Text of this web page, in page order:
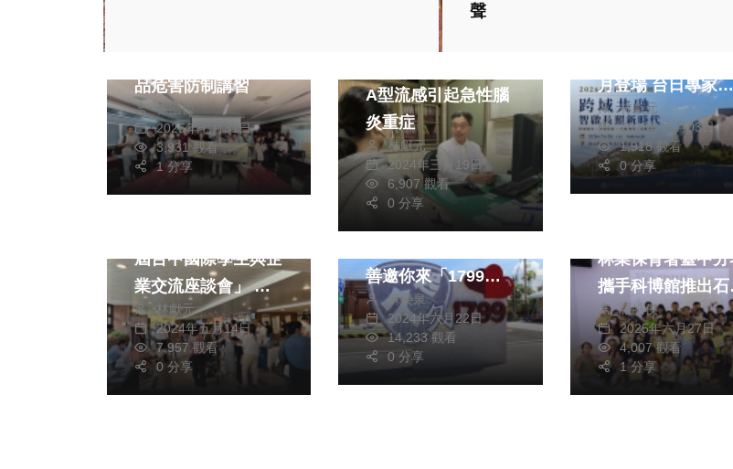
聲
品危害防制講習
張皓傑
2025年七月31日
3,931 觀看
1 分享
A型流感引起急性腦
炎重症
林獻元
2024年三月19日
6,907 觀看
0 分享
月登場 台日專家齊
聚共探高齡照護新
來
林獻元
2026年六月03日
1,918 觀看
0 分享
文教
屆台中國際學生與企
業交流座談會」 為
台中地區國際學生與
企業搭建溝通橋梁
林獻元
2024年五月14日
7,957 觀看
0 分享
社會 生活
旅遊 綜合
善邀你來「1799」
拍照打卡
蘇榮泉
2024年六月22日
14,233 觀看
0 分享
林業保育署臺中分
攜手科博館推出石
保育推廣活動 即日
起開放報名
張皓傑
2025年六月27日
4,007 觀看
1 分享